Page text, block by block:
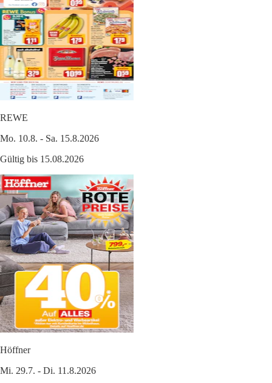
REWE
Mo. 10.8. - Sa. 15.8.2026
Gültig bis 15.08.2026
Höffner
Mi. 29.7. - Di. 11.8.2026